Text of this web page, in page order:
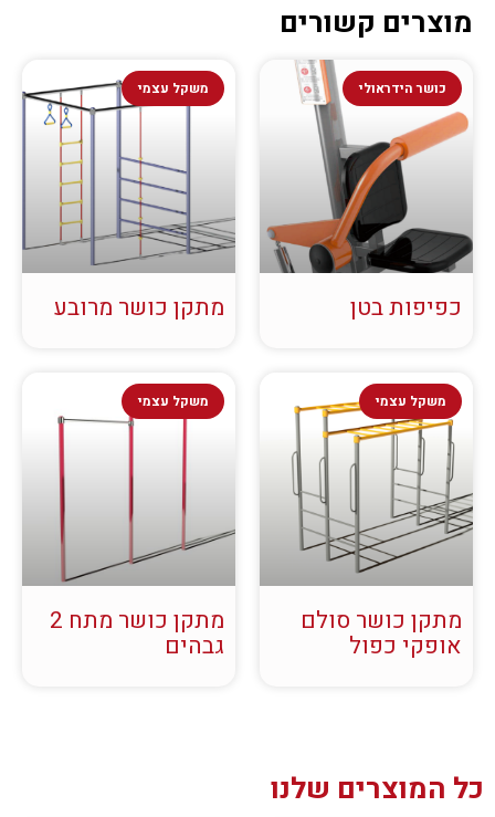
מוצרים קשורים
כושר הידראולי
כפיפות בטן
משקל עצמי
מתקן כושר מרובע
משקל עצמי
מתקן כושר סולם
אופקי כפול
משקל עצמי
מתקן כושר מתח 2
גבהים
כל המוצרים שלנו